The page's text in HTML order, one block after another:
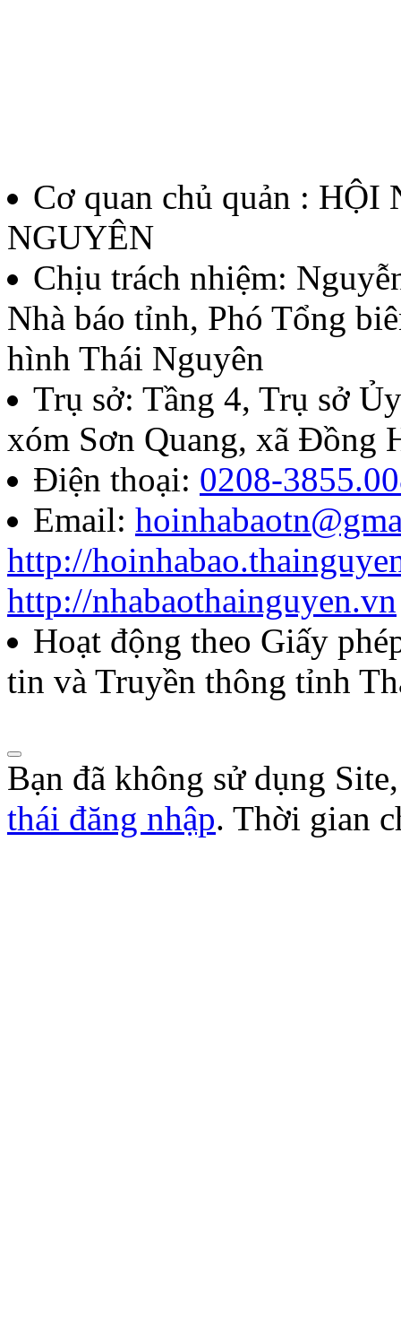
thưởng Báo chí Huỳnh
thứ II - năm 2026
Lượt xem:135 | lượt tải:59
07/QĐ-BTC
Quyết định về việc thành
báo chí Huỳnh Thúc
năm 2026
Lượt xem:283 | lượt tải:103
85/QĐ-HNB
Quyết định về việc công
năm 2026 của Hội Nhà
Cơ quan chủ quản :
NGUYÊN
Chịu trách nhiệm:
Nhà báo tỉnh, Phó Tổng
hình Thái Nguyên
Trụ sở: Tầng 4, Trụ sở
xóm Sơn Quang, xã Đồng
Điện thoại: 0208-
Email:
http://
http://nhabaothainguyen.vn
Hoạt động theo Giấy
tin và Truyền thông tỉnh
Bạn đã không sử dụng
thái đăng nhập. Thời gian